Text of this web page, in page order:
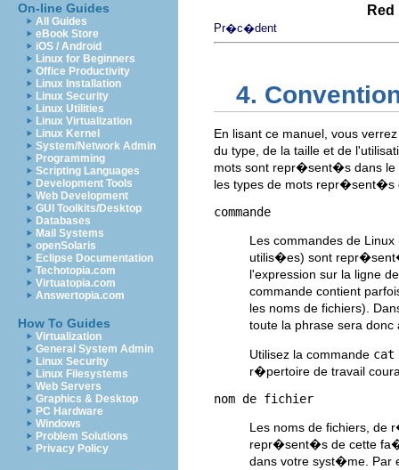
On-line Guides
All Guides
eBook Store
iOS / Android
Linux for Beginners
Office Productivity
Linux Installation
Linux Security
Linux Utilities
Linux Virtualization
Linux Kernel
System/Network Admin
Programming
Scripting Languages
Development Tools
Web Development
GUI Toolkits/Desktop
Databases
Mail Systems
openSolaris
Eclipse Documentation
Techotopia.com
Virtuatopia.com
Answertopia.com
How To Guides
Virtualization
General System Admin
Linux Security
Linux Filesystems
Web Servers
Graphics & Desktop
PC Hardware
Windows
Problem Solutions
Privacy Policy
Pr�c�dent
4.
En lisant ce manuel, vous
du type, de la taille et de
mots sont repr�sent�s dans
les types de mots
commande
Les commandes de
utilis�es) sont
l'expression sur la ligne
commande contient
les noms de fichiers).
toute la phrase sera
Utilisez la commande
r�pertoire de travail
nom de fichier
Les noms de fichiers, de
repr�sent�s de cette
dans votre syst�me. Par